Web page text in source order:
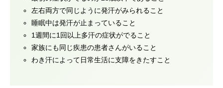
左右両方で同じように発汗がみられること
睡眠中は発汗が止まっていること
1週間に1回以上多汗の症状がでること
家族にも同じ疾患の患者さんがいること
わき汗によって日常生活に支障をきたすこと